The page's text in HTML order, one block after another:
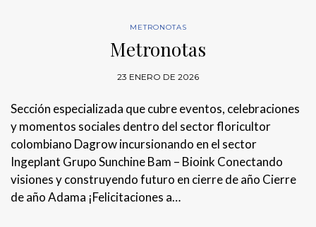
METRONOTAS
Metronotas
23 ENERO DE 2026
Sección especializada que cubre eventos, celebraciones
y momentos sociales dentro del sector floricultor
colombiano Dagrow incursionando en el sector
Ingeplant Grupo Sunchine Bam – Bioink Conectando
visiones y construyendo futuro en cierre de año Cierre
de año Adama ¡Felicitaciones a…